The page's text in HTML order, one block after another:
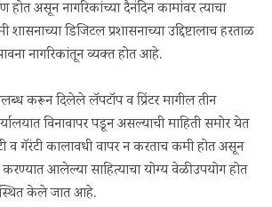
होत असून नागरिकांच्या दैनंदिन कामांवर त्याचा
डिजिटल प्रशासनाच्या उद्दिष्टालाच हरताळ
नागरिकांतून व्यक्त होत आहे.
करून दिलेले लॅपटॉप व प्रिंटर मागील तीन
विनावापर पडून असल्याची माहिती समोर येत
व गॅरंटी कालावधी वापर न करताच कमी होत असून
आलेल्या साहित्याचा योग्य वेळी उपयोग होत
केले जात आहे.